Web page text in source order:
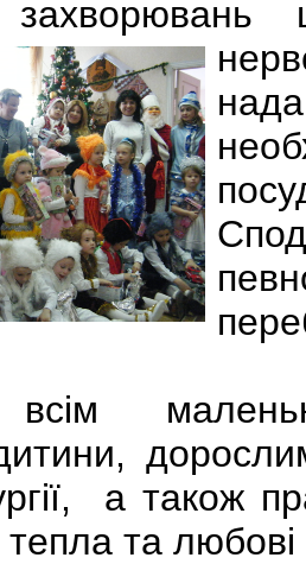
а також
тепла та любові